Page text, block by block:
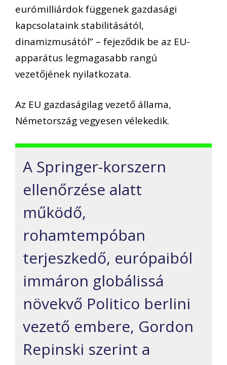
eurómilliárdok függenek gazdasági
kapcsolataink stabilitásától,
dinamizmusától” – fejeződik be az EU-
apparátus legmagasabb rangú
vezetőjének nyilatkozata.
Az EU gazdaságilag vezető állama,
Németország vegyesen vélekedik.
A Springer-korszern
ellenőrzése alatt
működő,
rohamtempóban
terjeszkedő, európaiból
immáron globálissá
növekvő Politico berlini
vezető embere, Gordon
Repinski szerint a